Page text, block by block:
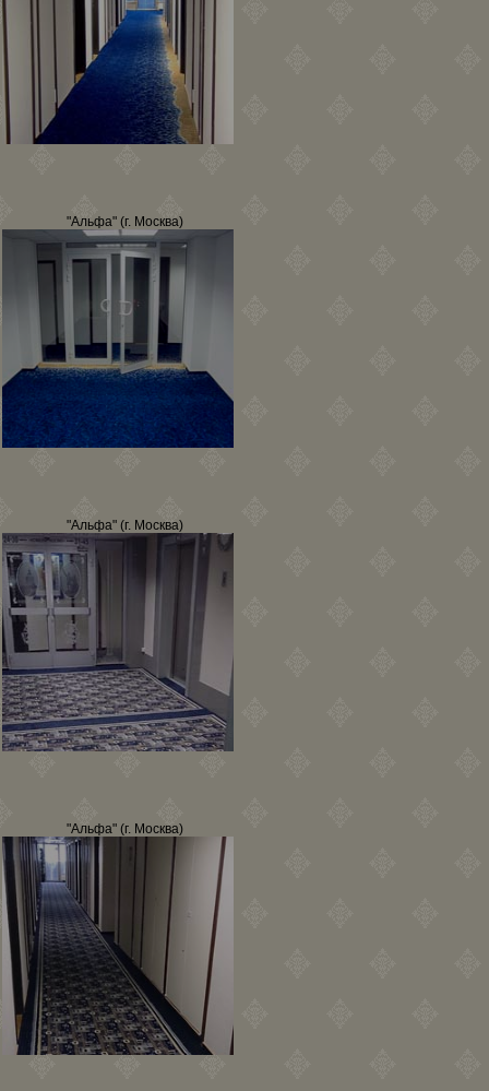
"Альфа" (г. Москва)
"Альфа" (г. Москва)
"Альфа" (г. Москва)